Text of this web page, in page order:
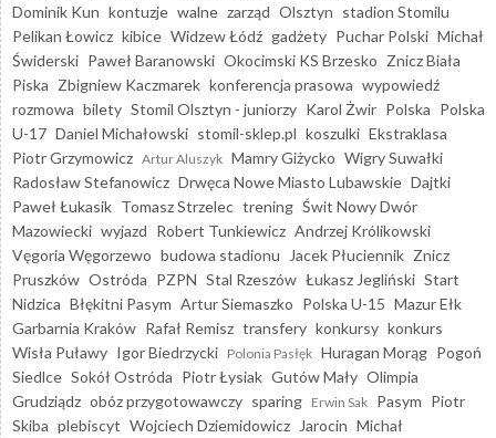
Dominik Kun kontuzje walne zarząd Olsztyn stadion Stomilu
Pelikan Łowicz kibice Widzew Łódź gadżety Puchar Polski Michał
Świderski Paweł Baranowski Okocimski KS Brzesko Znicz Biała
Piska Zbigniew Kaczmarek konferencja prasowa wypowiedź
rozmowa bilety Stomil Olsztyn - juniorzy Karol Żwir Polska Polska
U-17 Daniel Michałowski stomil-sklep.pl koszulki Ekstraklasa
Piotr Grzymowicz Artur Aluszyk Mamry Giżycko Wigry Suwałki
Radosław Stefanowicz Drwęca Nowe Miasto Lubawskie Dajtki
Paweł Łukasik Tomasz Strzelec trening Świt Nowy Dwór
Mazowiecki wyjazd Robert Tunkiewicz Andrzej Królikowski
Vęgoria Węgorzewo budowa stadionu Jacek Płuciennik Znicz
Pruszków Ostróda PZPN Stal Rzeszów Łukasz Jegliński Start
Nidzica Błękitni Pasym Artur Siemaszko Polska U-15 Mazur Ełk
Garbarnia Kraków Rafał Remisz transfery konkursy konkurs
Wisła Puławy Igor Biedrzycki Polonia Pasłęk Huragan Morąg Pogoń
Siedlce Sokół Ostróda Piotr Łysiak Gutów Mały Olimpia
Grudziądz obóz przygotowawczy sparing Erwin Sak Pasym Piotr
Skiba plebiscyt Wojciech Dziemidowicz Jarocin Michał